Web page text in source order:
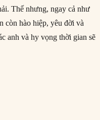
Thế nhưng, ngay cả như
còn hào hiệp, yêu đời và
anh và hy vọng thời gian sẽ
cộng sản truyền cảm hứng